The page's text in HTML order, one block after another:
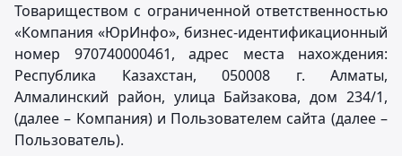
Товариществом с ограниченной ответственностью
«Компания «ЮрИнфо», бизнес-идентификационный
номер 970740000461, адрес места нахождения:
Республика Казахстан, 050008 г. Алматы,
Алмалинский район, улица Байзакова, дом 234/1,
(далее – Компания) и Пользователем сайта (далее –
Пользователь).